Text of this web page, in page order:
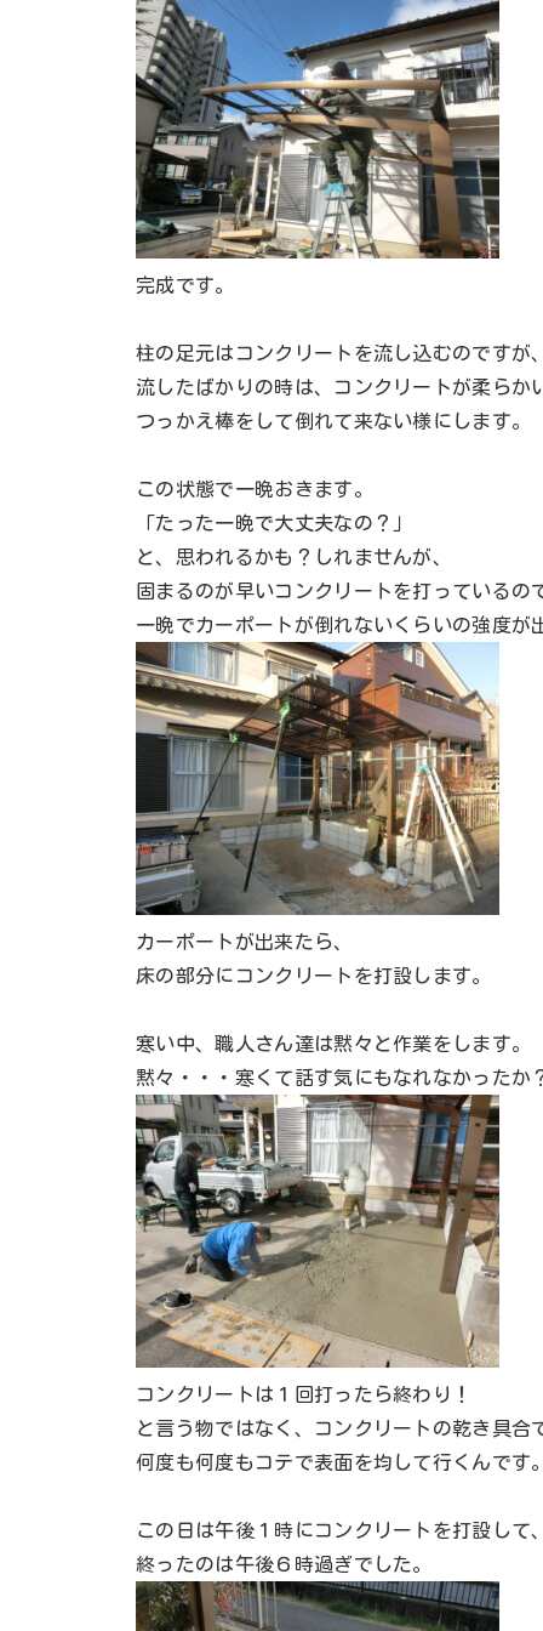
完成です。
柱の足元はコンクリートを流し込むのですが、
流したばかりの時は、コンクリートが柔らか
つっかえ棒をして倒れて来ない様にします。
この状態で一晩おきます。
「たった一晩で大丈夫なの？」
と、思われるかも？しれませんが、
固まるのが早いコンクリートを打っているの
一晩でカーポートが倒れないくらいの強度が
カーポートが出来たら、
床の部分にコンクリートを打設します。
寒い中、職人さん達は黙々と作業をします。
黙々・・・寒くて話す気にもなれなかったか
コンクリートは１回打ったら終わり！
と言う物ではなく、コンクリートの乾き具合
何度も何度もコテで表面を均して行くんです。
この日は午後１時にコンクリートを打設して、
終ったのは午後６時過ぎでした。